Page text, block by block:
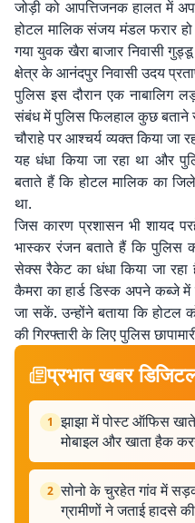
जोड़ी को आपत्तिजनक हालत में
होटल मालिक संजय मंडल फरार हो
गया युवक खैरा बाजार निवासी गुड्डू
क्षेत्र के आनंदपुर निवासी उदय
पुलिस इस दौरान एक नाबालिग
संबंध में पुलिस फिलहाल कुछ बताने
चौराहे पर आश्चर्य व्यक्त किया जा
यह धंधा किया जा रहा था और
बताते हैं कि होटल मालिक का
था.
जिस कारण प्रशासन भी शायद
भास्कर रंजन बताते हैं कि पुलिस
सेक्स रैकेट का धंधा किया जा
कैमरा का हार्ड डिस्क अपने कब्जे
जा सकें. उन्होंने बताया कि होटल
की गिरफ्तारी के लिए पुलिस
प्रभात खबर
1 झाझा में पोस्ट ऑफिस
मोबाइल और खाता हैक
2 सोनो के चुरहेत गांव में
ग्रामीणों ने जताई हादसे